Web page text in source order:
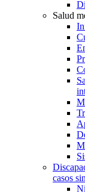
Salud
casos